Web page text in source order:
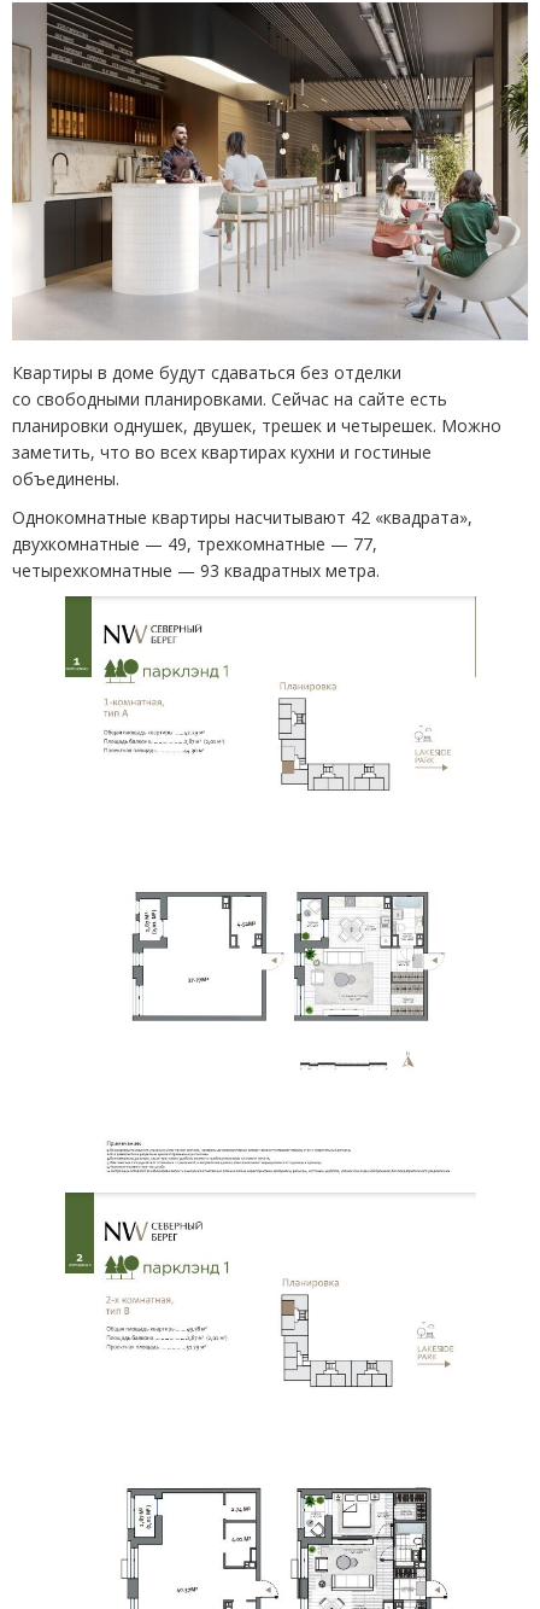
Квартиры в доме будут сдаваться без отделки
со свободными планировками. Сейчас на сайте есть
планировки однушек, двушек, трешек и четырешек. Можно
заметить, что во всех квартирах кухни и гостиные
объединены.
Однокомнатные квартиры насчитывают 42 «квадрата»,
двухкомнатные — 49, трехкомнатные — 77,
четырехкомнатные — 93 квадратных метра.